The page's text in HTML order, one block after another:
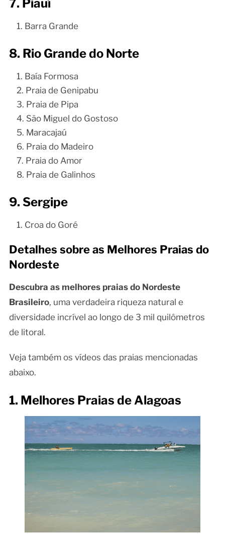
7. Piauí
Barra Grande
8. Rio Grande do Norte
Baía Formosa
Praia de Genipabu
Praia de Pipa
São Miguel do Gostoso
Maracajaú
Praia do Madeiro
Praia do Amor
Praia de Galinhos
9. Sergipe
Croa do Goré
Detalhes sobre as Melhores Praias do
Nordeste
Descubra as melhores praias do Nordeste
Brasileiro, uma verdadeira riqueza natural e
diversidade incrível ao longo de 3 mil quilômetros
de litoral.
Veja também os vídeos das praias mencionadas
abaixo.
1. Melhores Praias de Alagoas